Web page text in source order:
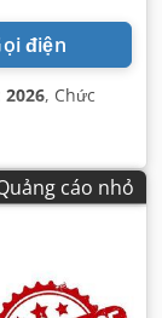
điện
2026, Chức
cáo nhỏ